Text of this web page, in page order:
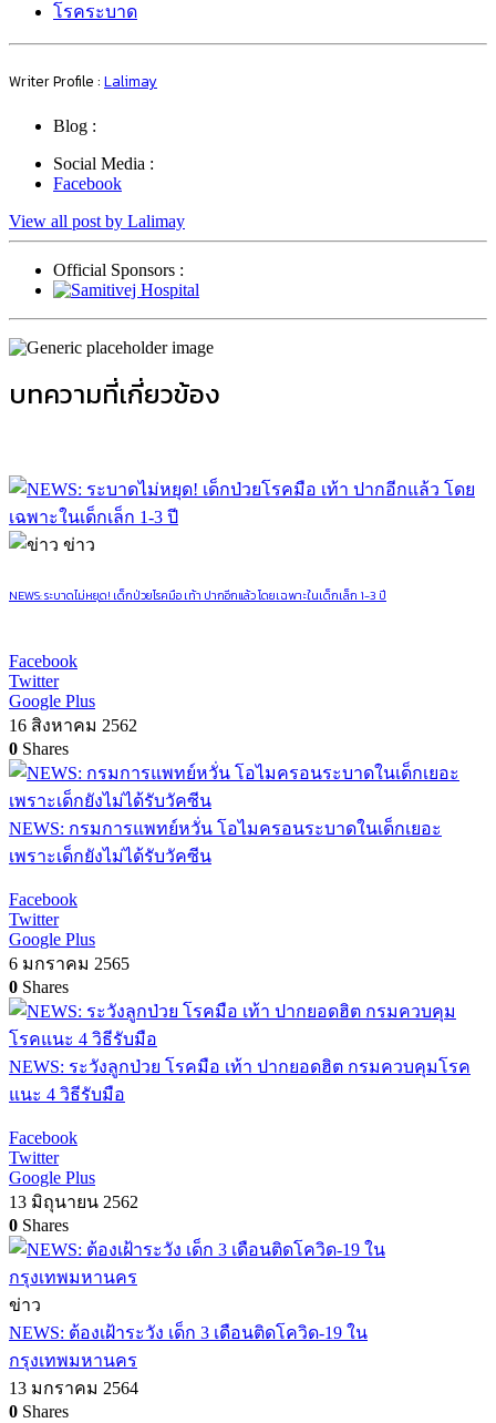
โรคระบาด
Writer Profile : Lalimay
Blog :
Social Media :
Facebook
View all post by Lalimay
Official Sponsors :
บทความที่เกี่ยวข้อง
ข่าว
NEWS: ระบาดไม่หยุด! เด็กป่วยโรคมือ เท้า ปากอีกแล้ว โดยเฉพาะในเด็กเล็ก 1-3 ปี
Facebook
Twitter
Google Plus
16 สิงหาคม 2562
0 Shares
NEWS: กรมการแพทย์หวั่น โอไมครอนระบาดในเด็กเยอะ
เพราะเด็กยังไม่ได้รับวัคซีน
Facebook
Twitter
Google Plus
6 มกราคม 2565
0 Shares
NEWS: ระวังลูกป่วย โรคมือ เท้า ปากยอดฮิต กรมควบคุมโรค
แนะ 4 วิธีรับมือ
Facebook
Twitter
Google Plus
13 มิถุนายน 2562
0 Shares
ข่าว
NEWS: ต้องเฝ้าระวัง เด็ก 3 เดือนติดโควิด-19 ใน
กรุงเทพมหานคร
13 มกราคม 2564
0 Shares